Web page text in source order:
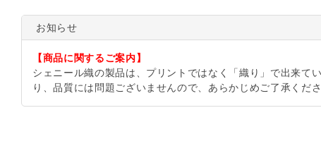
お知らせ
【商品に関するご案内】
シェニール織の製品は、プリントではなく「織り」で出来て
り、品質には問題ございませんので、あらかじめご了承くださ